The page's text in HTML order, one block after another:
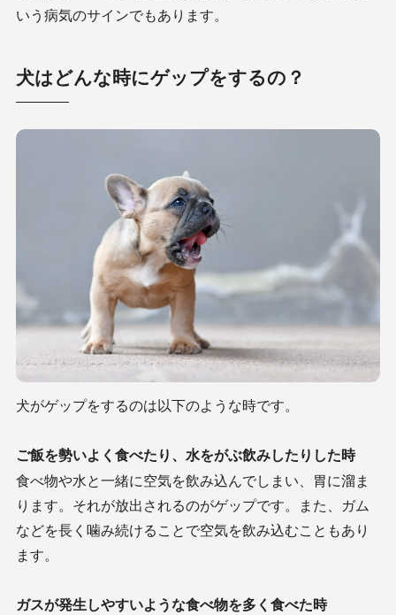
いう病気のサインでもあります。
犬はどんな時にゲップをするの？
犬がゲップをするのは以下のような時です。
ご飯を勢いよく食べたり、水をがぶ飲みしたりした時
食べ物や水と一緒に空気を飲み込んでしまい、胃に溜ま
ります。それが放出されるのがゲップです。また、ガム
などを長く噛み続けることで空気を飲み込むこともあり
ます。
ガスが発生しやすいような食べ物を多く食べた時